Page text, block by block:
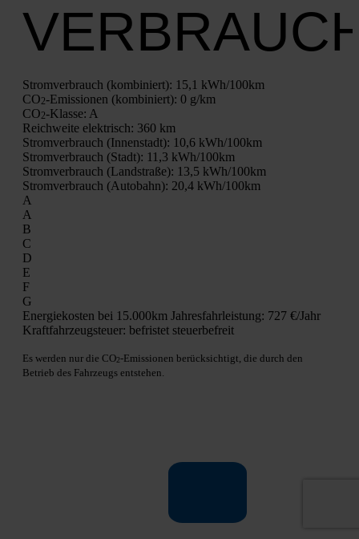
Strom­ver­brauch (kom­bi­niert): 15,1 kWh/100km
CO2-Emis­sio­nen (kom­bi­niert): 0 g/km
CO2-Klas­se: A
Reich­wei­te elek­trisch: 360 km
Strom­ver­brauch (Innen­stadt): 10,6 kWh/100km
Strom­ver­brauch (Stadt): 11,3 kWh/100km
Strom­ver­brauch (Land­stra­ße): 13,5 kWh/100km
Strom­ver­brauch (Auto­bahn): 20,4 kWh/100km
A
A
B
C
D
E
F
G
Ener­gie­kos­ten bei 15.000km Jah­res­fahr­leis­tung: 727 €/Jahr
Kraft­fahr­zeug­steu­er: befris­tet steu­er­be­freit
Es wer­den nur die CO2-Emis­sio­nen berück­sich­tigt, die durch den
Betrieb des Fahr­zeugs ent­ste­hen.